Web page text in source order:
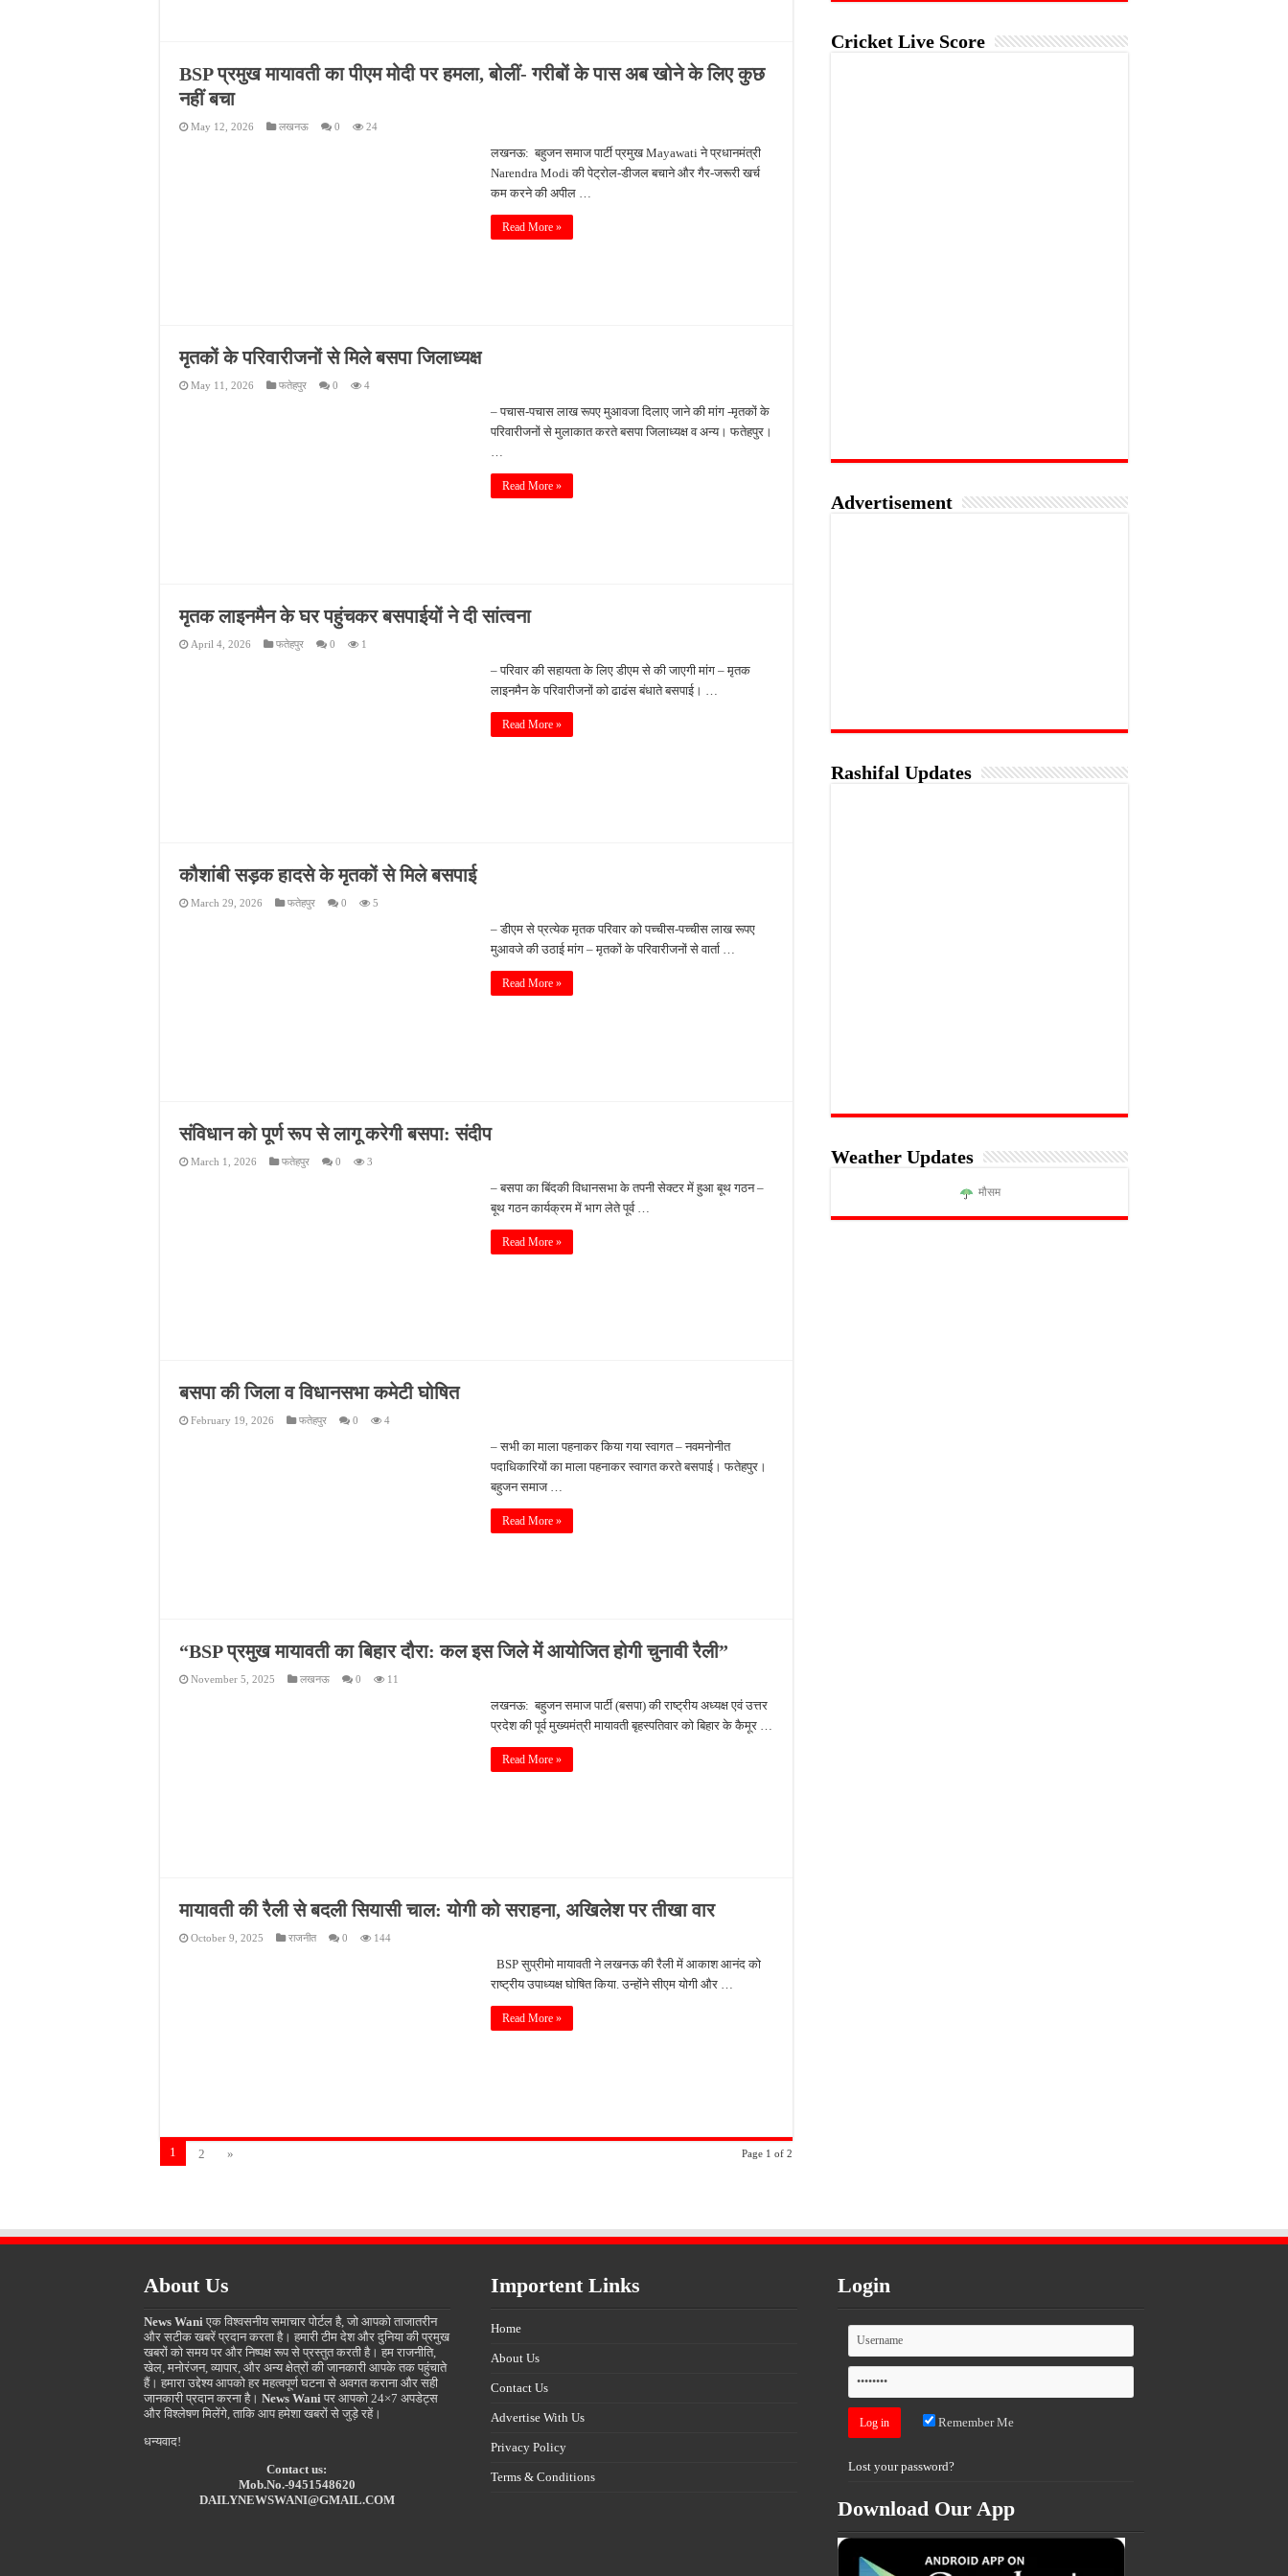
BSP प्रमुख मायावती का पीएम मोदी पर हमला, बोलीं- गरीबों के पास अब खोने के लिए कुछ
नहीं बचा
May 12, 2026 लखनऊ 0 24
लखनऊ: बहुजन समाज पार्टी प्रमुख Mayawati ने प्रधानमंत्री
Narendra Modi की पेट्रोल-डीजल बचाने और गैर-जरूरी खर्च
कम करने की अपील …
Read More »
मृतकों के परिवारीजनों से मिले बसपा जिलाध्यक्ष
May 11, 2026 फतेहपुर 0 4
– पचास-पचास लाख रूपए मुआवजा दिलाए जाने की मांग -मृतकों के
परिवारीजनों से मुलाकात करते बसपा जिलाध्यक्ष व अन्य। फतेहपुर।
…
Read More »
मृतक लाइनमैन के घर पहुंचकर बसपाईयों ने दी सांत्वना
April 4, 2026 फतेहपुर 0 1
– परिवार की सहायता के लिए डीएम से की जाएगी मांग – मृतक
लाइनमैन के परिवारीजनों को ढाढंस बंधाते बसपाई। …
Read More »
कौशांबी सड़क हादसे के मृतकों से मिले बसपाई
March 29, 2026 फतेहपुर 0 5
– डीएम से प्रत्येक मृतक परिवार को पच्चीस-पच्चीस लाख रूपए
मुआवजे की उठाई मांग – मृतकों के परिवारीजनों से वार्ता …
Read More »
संविधान को पूर्ण रूप से लागू करेगी बसपा: संदीप
March 1, 2026 फतेहपुर 0 3
– बसपा का बिंदकी विधानसभा के तपनी सेक्टर में हुआ बूथ गठन –
बूथ गठन कार्यक्रम में भाग लेते पूर्व …
Read More »
बसपा की जिला व विधानसभा कमेटी घोषित
February 19, 2026 फतेहपुर 0 4
– सभी का माला पहनाकर किया गया स्वागत – नवमनोनीत
पदाधिकारियों का माला पहनाकर स्वागत करते बसपाई। फतेहपुर।
बहुजन समाज …
Read More »
“BSP प्रमुख मायावती का बिहार दौरा: कल इस जिले में आयोजित होगी चुनावी रैली”
November 5, 2025 लखनऊ 0 11
लखनऊ: बहुजन समाज पार्टी (बसपा) की राष्ट्रीय अध्यक्ष एवं उत्तर
प्रदेश की पूर्व मुख्यमंत्री मायावती बृहस्पतिवार को बिहार के कैमूर …
Read More »
मायावती की रैली से बदली सियासी चाल: योगी को सराहना, अखिलेश पर तीखा वार
October 9, 2025 राजनीत 0 144
BSP सुप्रीमो मायावती ने लखनऊ की रैली में आकाश आनंद को
राष्ट्रीय उपाध्यक्ष घोषित किया. उन्होंने सीएम योगी और …
Read More »
Page 1 of 2
1 2 »
Cricket Live Score
Advertisement
Rashifal Updates
Weather Updates
मौसम
About Us
News Waniएक विश्वसनीय समाचार पोर्टल है, जो आपको ताजातरीन
और सटीक खबरें प्रदान करता है। हमारी टीम देश और दुनिया की प्रमुख
खबरों को समय पर और निष्पक्ष रूप से प्रस्तुत करती है। हम राजनीति,
खेल, मनोरंजन, व्यापार, और अन्य क्षेत्रों की जानकारी आपके तक पहुंचाते
हैं। हमारा उद्देश्य आपको हर महत्वपूर्ण घटना से अवगत कराना और सही
जानकारी प्रदान करना है। News Waniपर आपको 24×7 अपडेट्स
और विश्लेषण मिलेंगे, ताकि आप हमेशा खबरों से जुड़े रहें।
धन्यवाद!
Contact us:
Mob.No.-9451548620
DAILYNEWSWANI@GMAIL.COM
Importent Links
Home
About Us
Contact Us
Advertise With Us
Privacy Policy
Terms & Conditions
Login
Remember Me
Lost your password?
Download Our App